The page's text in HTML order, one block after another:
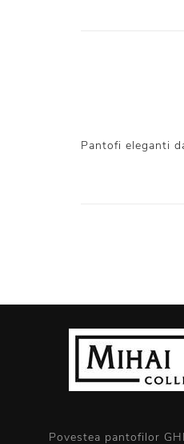
Pantofi eleganti
Povestea pantofilor